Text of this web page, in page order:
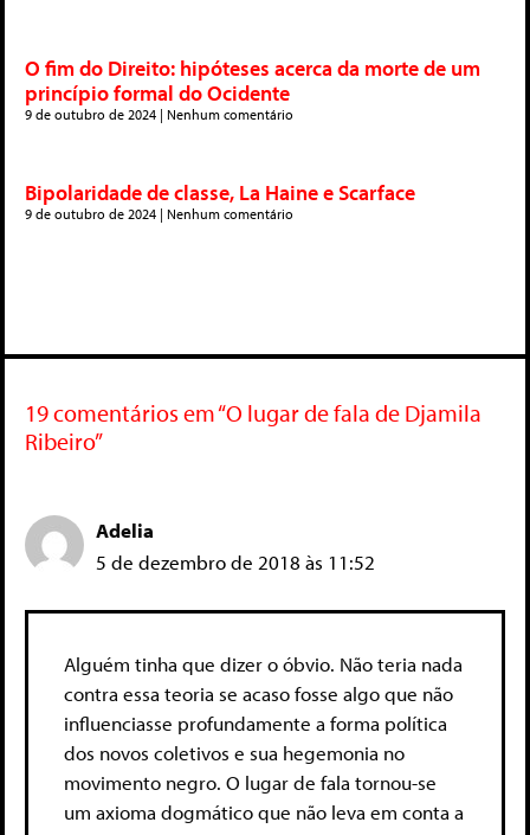
O fim do Direito: hipóteses acerca da morte de um
princípio formal do Ocidente
9 de outubro de 2024 Nenhum comentário
Bipolaridade de classe, La Haine e Scarface
9 de outubro de 2024 Nenhum comentário
19 comentários em “O lugar de fala de Djamila
Ribeiro”
Adelia
5 de dezembro de 2018 às 11:52
Alguém tinha que dizer o óbvio. Não teria nada
contra essa teoria se acaso fosse algo que não
influenciasse profundamente a forma política
dos novos coletivos e sua hegemonia no
movimento negro. O lugar de fala tornou-se
um axioma dogmático que não leva em conta a